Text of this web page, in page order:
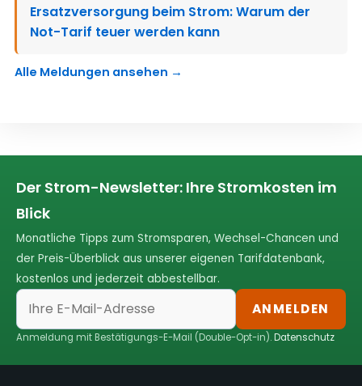
Ersatzversorgung beim Strom: Warum der
Not-Tarif teuer werden kann
Alle Meldungen ansehen →
Der Strom-Newsletter: Ihre Stromkosten im
Blick
Monatliche Tipps zum Stromsparen, Wechsel-Chancen und
der Preis-Überblick aus unserer eigenen Tarifdatenbank,
kostenlos und jederzeit abbestellbar.
ANMELDEN
Anmeldung mit Bestätigungs-E-Mail (Double-Opt-in).Datenschutz